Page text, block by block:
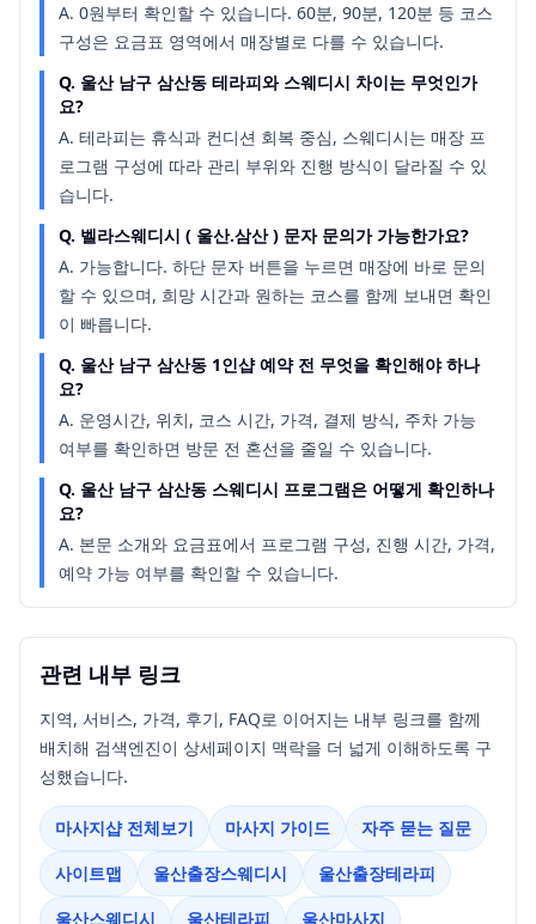
A. 0원부터 확인할 수 있습니다. 60분, 90분, 120분 등 코스
구성은 요금표 영역에서 매장별로 다를 수 있습니다.
Q. 울산 남구 삼산동 테라피와 스웨디시 차이는 무엇인가
요?
A. 테라피는 휴식과 컨디션 회복 중심, 스웨디시는 매장 프
로그램 구성에 따라 관리 부위와 진행 방식이 달라질 수 있
습니다.
Q. 벨라스웨디시 ( 울산.삼산 ) 문자 문의가 가능한가요?
A. 가능합니다. 하단 문자 버튼을 누르면 매장에 바로 문의
할 수 있으며, 희망 시간과 원하는 코스를 함께 보내면 확인
이 빠릅니다.
Q. 울산 남구 삼산동 1인샵 예약 전 무엇을 확인해야 하나
요?
A. 운영시간, 위치, 코스 시간, 가격, 결제 방식, 주차 가능
여부를 확인하면 방문 전 혼선을 줄일 수 있습니다.
Q. 울산 남구 삼산동 스웨디시 프로그램은 어떻게 확인하나
요?
A. 본문 소개와 요금표에서 프로그램 구성, 진행 시간, 가격,
예약 가능 여부를 확인할 수 있습니다.
관련 내부 링크
지역, 서비스, 가격, 후기, FAQ로 이어지는 내부 링크를 함께
배치해 검색엔진이 상세페이지 맥락을 더 넓게 이해하도록 구
성했습니다.
마사지샵 전체보기 마사지 가이드
자주 묻는 질문
사이트맵
울산출장스웨디시
울산출장테라피
울산스웨디시
울산테라피 울산마사지